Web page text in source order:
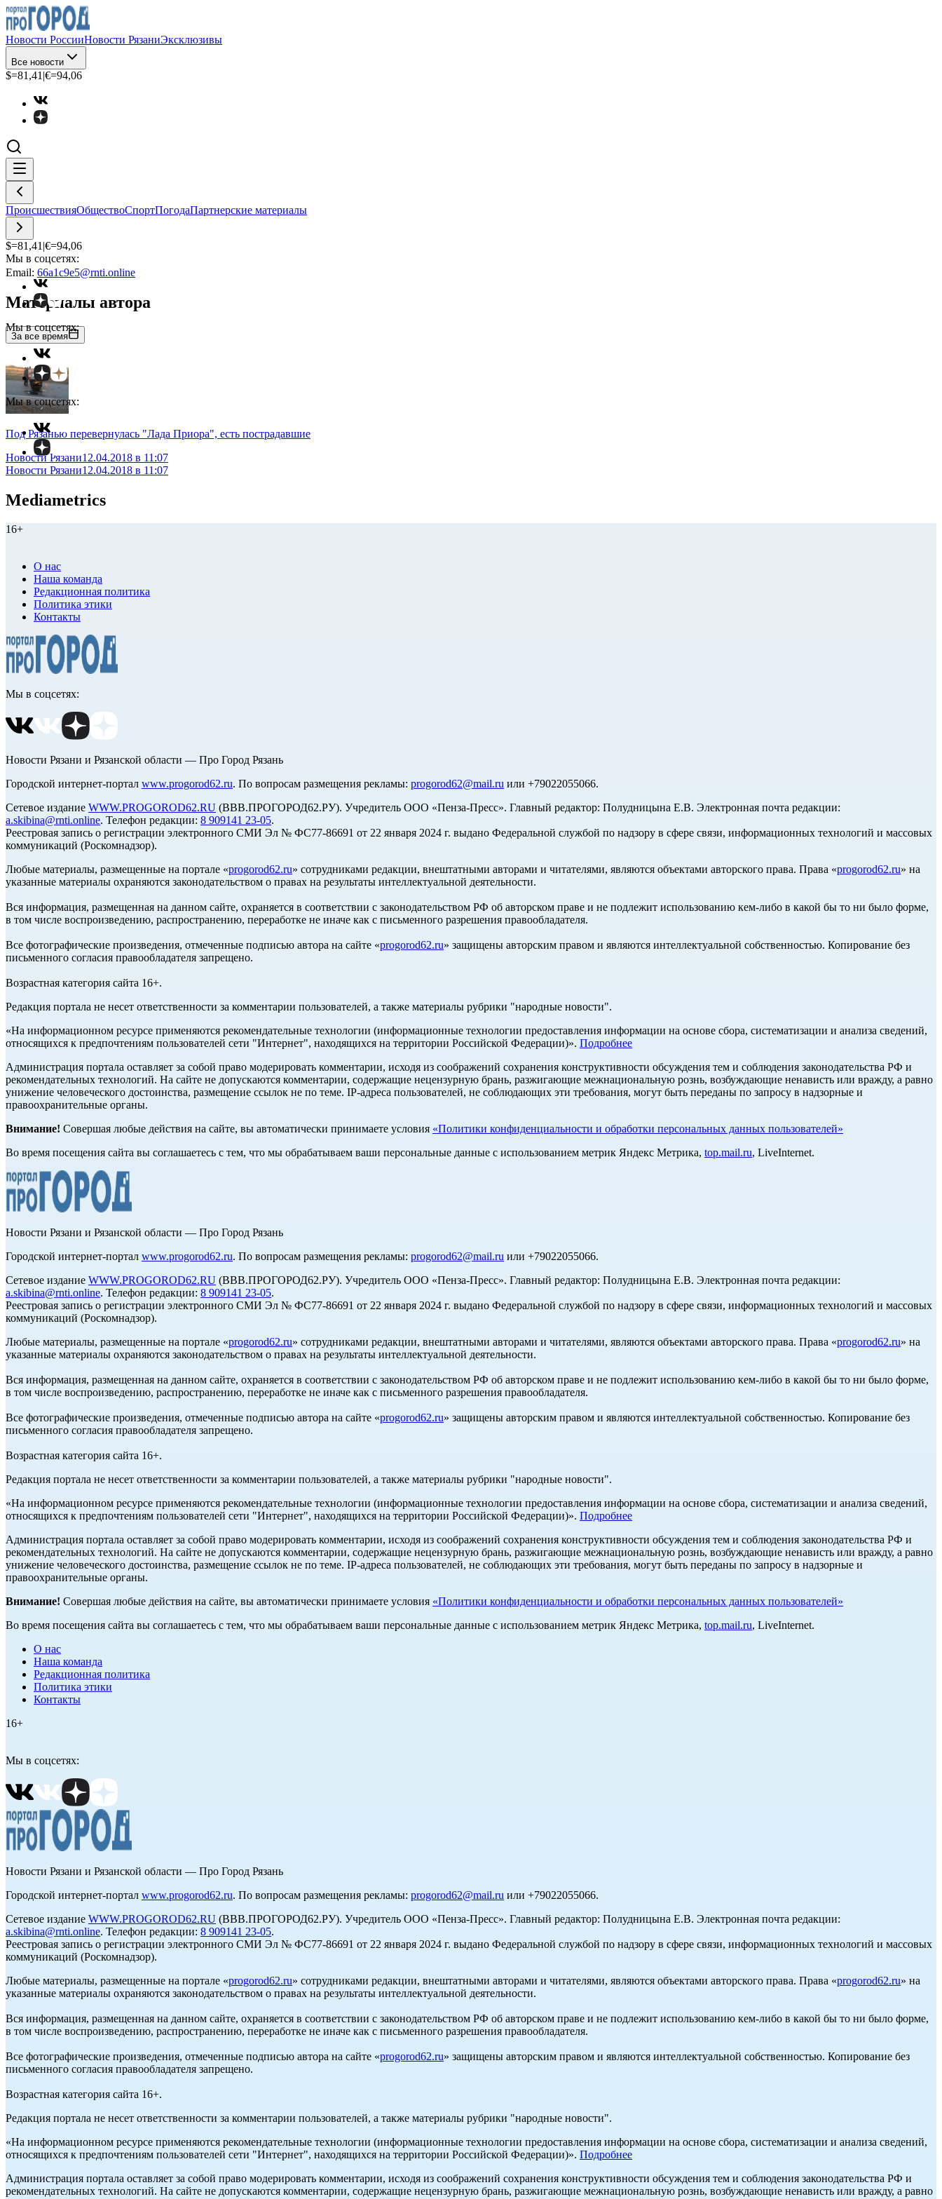
Новости РоссииНовости РязаниЭксклюзивы
Все новости
$=81,41 |€=94,06
ПроисшествияОбществоСпортПогодаПартнерские материалы
$=81,41 |€=94,06
Мы в соцсетях:
Мы в соцсетях:
Мы в соцсетях:
Email: 66a1c9e5@rnti.online
Материалы автора
За все время
Под Рязанью перевернулась "Лада Приора", есть пострадавшие
Новости Рязани12.04.2018 в 11:07
Новости Рязани12.04.2018 в 11:07
Mediametrics
16+
О нас
Наша команда
Редакционная политика
Политика этики
Контакты
Мы в соцсетях:
Новости Рязани и Рязанской области — Про Город Рязань
Городской интернет-портал www.progorod62.ru. По вопросам размещения рекламы: progorod62@mail.ru или +79022055066.
Сетевое издание WWW.PROGOROD62.RU (ВВВ.ПРОГОРОД62.РУ). Учредитель ООО «Пенза-Пресс». Главный редактор: Полудницына Е.В. Электронная почта редакции:
a.skibina@rnti.online. Телефон редакции: 8 909141 23-05.
Реестровая запись о регистрации электронного СМИ Эл № ФС77-86691 от 22 января 2024 г. выдано Федеральной службой по надзору в сфере связи, информационных технологий и массовых
коммуникаций (Роскомнадзор).
Любые материалы, размещенные на портале «progorod62.ru» сотрудниками редакции, внештатными авторами и читателями, являются объектами авторского права. Права «progorod62.ru» на
указанные материалы охраняются законодательством о правах на результаты интеллектуальной деятельности.
Вся информация, размещенная на данном сайте, охраняется в соответствии с законодательством РФ об авторском праве и не подлежит использованию кем-либо в какой бы то ни было форме,
в том числе воспроизведению, распространению, переработке не иначе как с письменного разрешения правообладателя.
Все фотографические произведения, отмеченные подписью автора на сайте «progorod62.ru» защищены авторским правом и являются интеллектуальной собственностью. Копирование без
письменного согласия правообладателя запрещено.
Возрастная категория сайта 16+.
Редакция портала не несет ответственности за комментарии пользователей, а также материалы рубрики "народные новости".
«На информационном ресурсе применяются рекомендательные технологии (информационные технологии предоставления информации на основе сбора, систематизации и анализа сведений,
относящихся к предпочтениям пользователей сети "Интернет", находящихся на территории Российской Федерации)». Подробнее
Администрация портала оставляет за собой право модерировать комментарии, исходя из соображений сохранения конструктивности обсуждения тем и соблюдения законодательства РФ и
рекомендательных технологий. На сайте не допускаются комментарии, содержащие нецензурную брань, разжигающие межнациональную рознь, возбуждающие ненависть или вражду, а равно
унижение человеческого достоинства, размещение ссылок не по теме. IP-адреса пользователей, не соблюдающих эти требования, могут быть переданы по запросу в надзорные и
правоохранительные органы.
Внимание! Совершая любые действия на сайте, вы автоматически принимаете условия «Политики конфиденциальности и обработки персональных данных пользователей»
Во время посещения сайта вы соглашаетесь с тем, что мы обрабатываем ваши персональные данные с использованием метрик Яндекс Метрика, top.mail.ru, LiveInternet.
Новости Рязани и Рязанской области — Про Город Рязань
Городской интернет-портал www.progorod62.ru. По вопросам размещения рекламы: progorod62@mail.ru или +79022055066.
Сетевое издание WWW.PROGOROD62.RU (ВВВ.ПРОГОРОД62.РУ). Учредитель ООО «Пенза-Пресс». Главный редактор: Полудницына Е.В. Электронная почта редакции:
a.skibina@rnti.online. Телефон редакции: 8 909141 23-05.
Реестровая запись о регистрации электронного СМИ Эл № ФС77-86691 от 22 января 2024 г. выдано Федеральной службой по надзору в сфере связи, информационных технологий и массовых
коммуникаций (Роскомнадзор).
Любые материалы, размещенные на портале «progorod62.ru» сотрудниками редакции, внештатными авторами и читателями, являются объектами авторского права. Права «progorod62.ru» на
указанные материалы охраняются законодательством о правах на результаты интеллектуальной деятельности.
Вся информация, размещенная на данном сайте, охраняется в соответствии с законодательством РФ об авторском праве и не подлежит использованию кем-либо в какой бы то ни было форме,
в том числе воспроизведению, распространению, переработке не иначе как с письменного разрешения правообладателя.
Все фотографические произведения, отмеченные подписью автора на сайте «progorod62.ru» защищены авторским правом и являются интеллектуальной собственностью. Копирование без
письменного согласия правообладателя запрещено.
Возрастная категория сайта 16+.
Редакция портала не несет ответственности за комментарии пользователей, а также материалы рубрики "народные новости".
«На информационном ресурсе применяются рекомендательные технологии (информационные технологии предоставления информации на основе сбора, систематизации и анализа сведений,
относящихся к предпочтениям пользователей сети "Интернет", находящихся на территории Российской Федерации)». Подробнее
Администрация портала оставляет за собой право модерировать комментарии, исходя из соображений сохранения конструктивности обсуждения тем и соблюдения законодательства РФ и
рекомендательных технологий. На сайте не допускаются комментарии, содержащие нецензурную брань, разжигающие межнациональную рознь, возбуждающие ненависть или вражду, а равно
унижение человеческого достоинства, размещение ссылок не по теме. IP-адреса пользователей, не соблюдающих эти требования, могут быть переданы по запросу в надзорные и
правоохранительные органы.
Внимание! Совершая любые действия на сайте, вы автоматически принимаете условия «Политики конфиденциальности и обработки персональных данных пользователей»
Во время посещения сайта вы соглашаетесь с тем, что мы обрабатываем ваши персональные данные с использованием метрик Яндекс Метрика, top.mail.ru, LiveInternet.
О нас
Наша команда
Редакционная политика
Политика этики
Контакты
16+
Мы в соцсетях:
Новости Рязани и Рязанской области — Про Город Рязань
Городской интернет-портал www.progorod62.ru. По вопросам размещения рекламы: progorod62@mail.ru или +79022055066.
Сетевое издание WWW.PROGOROD62.RU (ВВВ.ПРОГОРОД62.РУ). Учредитель ООО «Пенза-Пресс». Главный редактор: Полудницына Е.В. Электронная почта редакции:
a.skibina@rnti.online. Телефон редакции: 8 909141 23-05.
Реестровая запись о регистрации электронного СМИ Эл № ФС77-86691 от 22 января 2024 г. выдано Федеральной службой по надзору в сфере связи, информационных технологий и массовых
коммуникаций (Роскомнадзор).
Любые материалы, размещенные на портале «progorod62.ru» сотрудниками редакции, внештатными авторами и читателями, являются объектами авторского права. Права «progorod62.ru» на
указанные материалы охраняются законодательством о правах на результаты интеллектуальной деятельности.
Вся информация, размещенная на данном сайте, охраняется в соответствии с законодательством РФ об авторском праве и не подлежит использованию кем-либо в какой бы то ни было форме,
в том числе воспроизведению, распространению, переработке не иначе как с письменного разрешения правообладателя.
Все фотографические произведения, отмеченные подписью автора на сайте «progorod62.ru» защищены авторским правом и являются интеллектуальной собственностью. Копирование без
письменного согласия правообладателя запрещено.
Возрастная категория сайта 16+.
Редакция портала не несет ответственности за комментарии пользователей, а также материалы рубрики "народные новости".
«На информационном ресурсе применяются рекомендательные технологии (информационные технологии предоставления информации на основе сбора, систематизации и анализа сведений,
относящихся к предпочтениям пользователей сети "Интернет", находящихся на территории Российской Федерации)». Подробнее
Администрация портала оставляет за собой право модерировать комментарии, исходя из соображений сохранения конструктивности обсуждения тем и соблюдения законодательства РФ и
рекомендательных технологий. На сайте не допускаются комментарии, содержащие нецензурную брань, разжигающие межнациональную рознь, возбуждающие ненависть или вражду, а равно